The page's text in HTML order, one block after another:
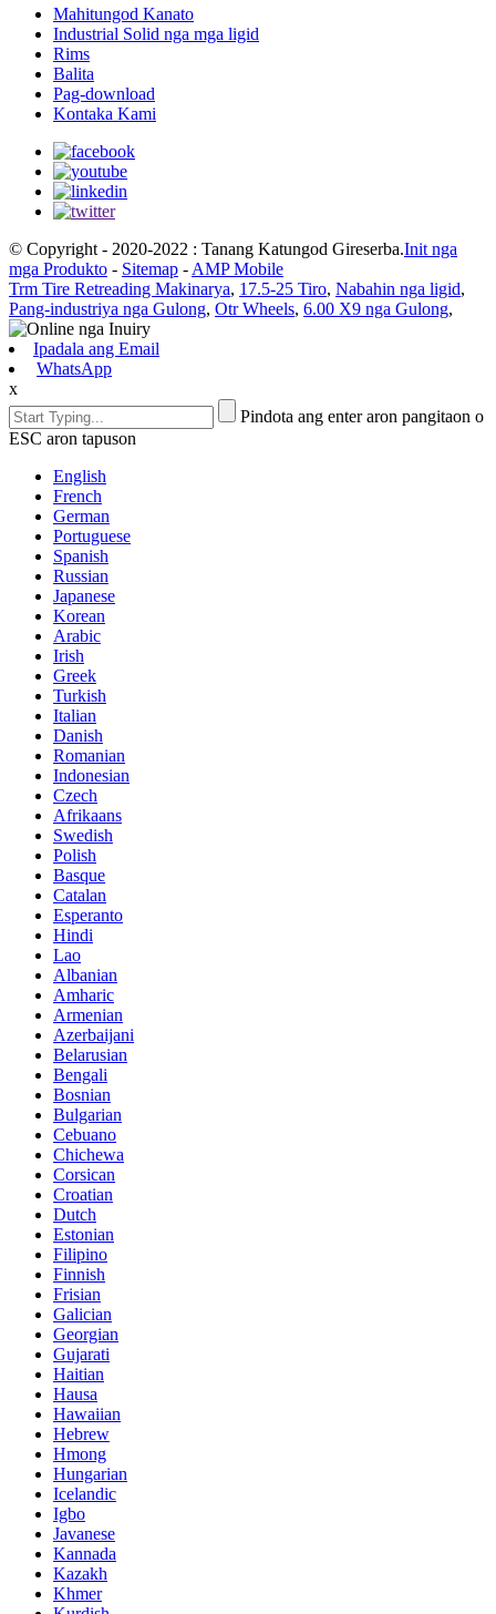
Mahitungod Kanato
Industrial Solid nga mga ligid
Rims
Balita
Pag-download
Kontaka Kami
© Copyright - 2020-2022 : Tanang Katungod Gireserba.Init nga
mga Produkto - Sitemap - AMP Mobile
Trm Tire Retreading Makinarya, 17.5-25 Tiro, Nabahin nga ligid,
Pang-industriya nga Gulong, Otr Wheels, 6.00 X9 nga Gulong,
Ipadala ang Email
WhatsApp
x
Pindota ang enter aron pangitaon o
ESC aron tapuson
English
French
German
Portuguese
Spanish
Russian
Japanese
Korean
Arabic
Irish
Greek
Turkish
Italian
Danish
Romanian
Indonesian
Czech
Afrikaans
Swedish
Polish
Basque
Catalan
Esperanto
Hindi
Lao
Albanian
Amharic
Armenian
Azerbaijani
Belarusian
Bengali
Bosnian
Bulgarian
Cebuano
Chichewa
Corsican
Croatian
Dutch
Estonian
Filipino
Finnish
Frisian
Galician
Georgian
Gujarati
Haitian
Hausa
Hawaiian
Hebrew
Hmong
Hungarian
Icelandic
Igbo
Javanese
Kannada
Kazakh
Khmer